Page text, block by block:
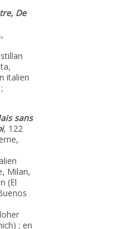
De
italien
sans
, 122
Milan,
(El
; en